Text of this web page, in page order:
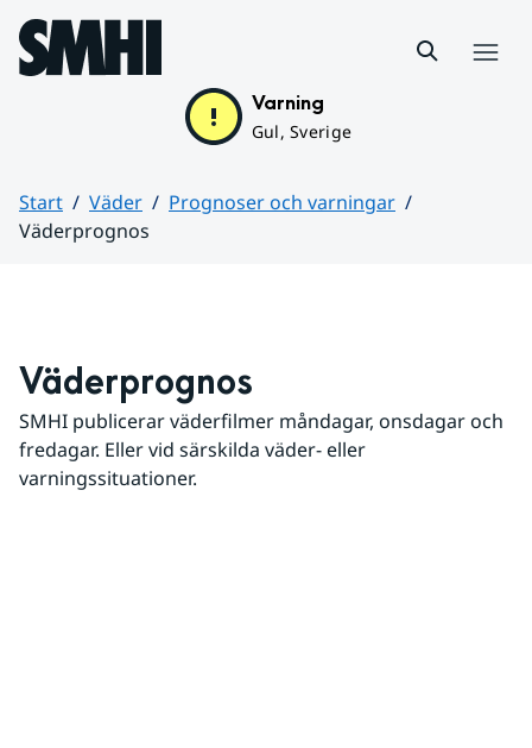
Hoppa till sidans innehåll
Varning
Gul, Sverige
Start Väder
Prognoser och varningar
Väderprognos
Väderprognos
SMHI publicerar väderfilmer måndagar, onsdagar och
fredagar. Eller vid särskilda väder- eller
varningssituationer.